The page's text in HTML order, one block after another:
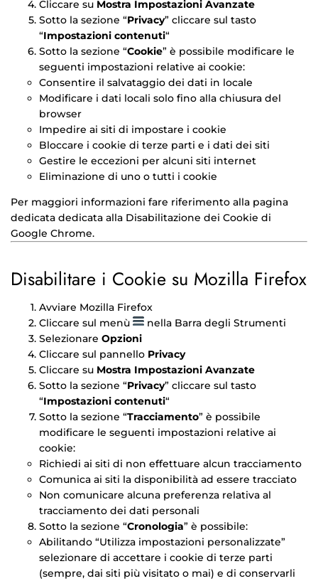
Cliccare su Mostra Impostazioni Avanzate
Sotto la sezione “Privacy” cliccare sul tasto
“Impostazioni contenuti“
Sotto la sezione “Cookie” è possibile modificare le
seguenti impostazioni relative ai cookie:
Consentire il salvataggio dei dati in locale
Modificare i dati locali solo fino alla chiusura del
browser
Impedire ai siti di impostare i cookie
Bloccare i cookie di terze parti e i dati dei siti
Gestire le eccezioni per alcuni siti internet
Eliminazione di uno o tutti i cookie
Per maggiori informazioni fare riferimento alla pagina
dedicata dedicata alla Disabilitazione dei Cookie di
Google Chrome.
Disabilitare i Cookie su Mozilla Firefox
Avviare Mozilla Firefox
Cliccare sul menù
nella Barra degli Strumenti
Selezionare Opzioni
Cliccare sul pannello Privacy
Cliccare su Mostra Impostazioni Avanzate
Sotto la sezione “Privacy” cliccare sul tasto
“Impostazioni contenuti“
Sotto la sezione “Tracciamento” è possibile
modificare le seguenti impostazioni relative ai
cookie:
Richiedi ai siti di non effettuare alcun tracciamento
Comunica ai siti la disponibilità ad essere tracciato
Non comunicare alcuna preferenza relativa al
tracciamento dei dati personali
Sotto la sezione “Cronologia” è possibile:
Abilitando “Utilizza impostazioni personalizzate”
selezionare di accettare i cookie di terze parti
(sempre, dai siti più visitato o mai) e di conservarli